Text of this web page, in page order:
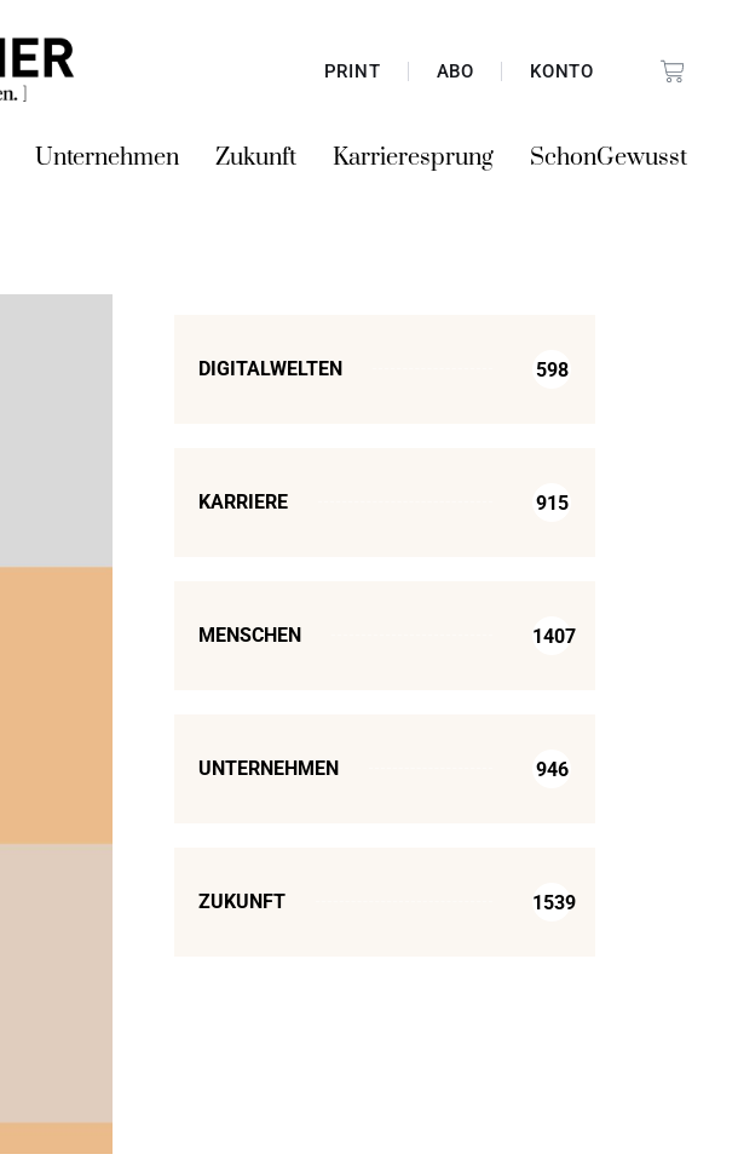
PRINT ABO KONTO
Unternehmen Zukunft Karrieresprung SchonGewusst
DIGITALWELTEN 598
KARRIERE 915
MENSCHEN 1407
UNTERNEHMEN 946
ZUKUNFT 1539